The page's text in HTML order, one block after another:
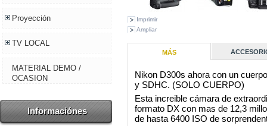
Proyección
TV LOCAL
MATERIAL DEMO /
OCASION
Informaciónes
Imprimir
Ampliar
MÁS
Nikon D300s ahora con un
y SDHC. (SOLO CUERPO)
Esta increible cámara de
formato DX con mas de 12,3
de hasta 6400 ISO de